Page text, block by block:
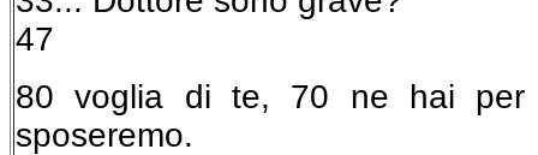
47
80 voglia di te, 70 ne hai
sposeremo.